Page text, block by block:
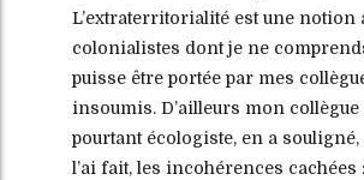
L’extraterritorialité est une notion
colonialistes dont je ne
puisse être portée par mes
insoumis. D’ailleurs mon collègue
pourtant écologiste, en a
l’ai fait, les incohérences cachées